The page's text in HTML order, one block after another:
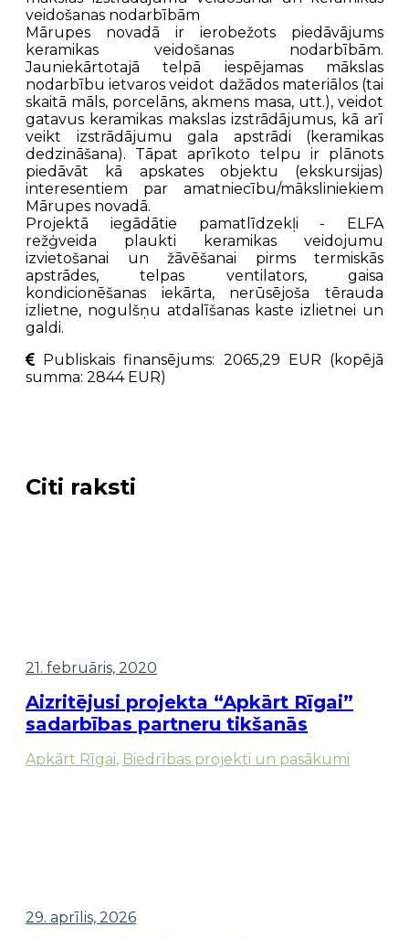
veidošanas nodarbībām
Mārupes novadā ir ierobežots piedāvājums
keramikas veidošanas nodarbībām.
Jauniekārtotajā telpā iespējamas mākslas
nodarbību ietvaros veidot dažādos materiālos (tai
skaitā māls, porcelāns, akmens masa, utt.), veidot
gatavus keramikas makslas izstrādājumus, kā arī
veikt izstrādājumu gala apstrādi (keramikas
dedzināšana). Tāpat aprīkoto telpu ir plānots
piedāvāt kā apskates objektu (ekskursijas)
interesentiem par amatniecību/māksliniekiem
Mārupes novadā.
Projektā iegādātie pamatlīdzekļi - ELFA
režģveida plaukti keramikas veidojumu
izvietošanai un žāvēšanai pirms termiskās
apstrādes, telpas ventilators, gaisa
kondicionēšanas iekārta, nerūsējoša tērauda
izlietne, nogulšņu atdalīšanas kaste izlietnei un
galdi.
Publiskais finansējums: 2065,29 EUR (kopējā
summa: 2844 EUR)
Citi raksti
21. februāris, 2020
Aizritējusi projekta “Apkārt Rīgai”
sadarbības partneru tikšanās
Apkārt Rīgai, Biedrības projekti un pasākumi
29. aprīlis, 2026